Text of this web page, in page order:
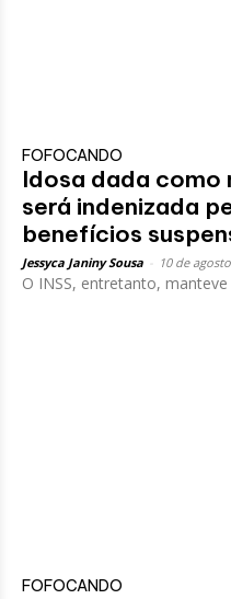
FOFOCANDO
Idosa dada como
será indenizada
benefícios
Jessyca Janiny Sousa 10 de
O INSS, entretanto,
FOFOCANDO